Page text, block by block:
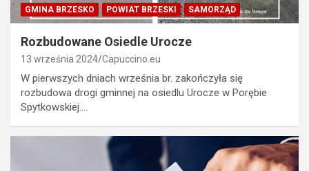
GMINA BRZESKO POWIAT BRZESKI SAMORZĄD
Rozbudowane Osiedle Urocze
13 września 2024 Capuccino.eu
W pierwszych dniach września br. zakończyła się
rozbudowa drogi gminnej na osiedlu Urocze w Porębie
Spytkowskiej.…